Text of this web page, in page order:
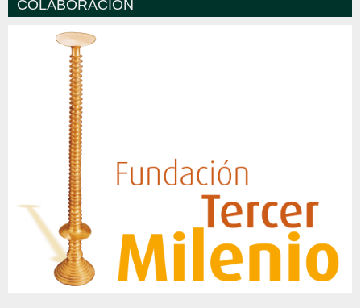
COLABORACIÓN